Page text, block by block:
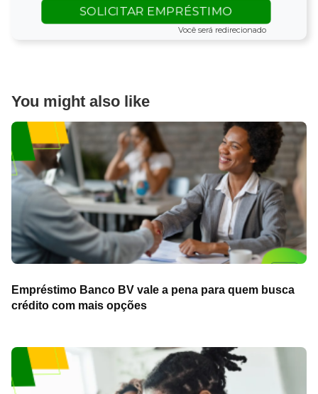
SOLICITAR EMPRÉSTIMO
Você será redirecionado
You might also like
Empréstimo Banco BV vale a pena para quem busca
crédito com mais opções